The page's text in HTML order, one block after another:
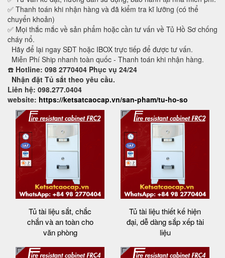
✅ Thanh toán khi nhận hàng và đã kiểm tra kĩ lưỡng (có thể
chuyển khoản)
✅ Mọi thắc mắc về sản phẩm hoặc cần tư vấn về Tủ Hồ Sơ chống
cháy nổ.
Hãy để lại ngay SĐT hoặc IBOX trực tiếp để được tư vấn.
Miễn Phí Ship nhanh toàn quốc - Thanh toán khi nhận hàng.
☎️ Hotline: 098 2770404 Phục vụ 24/24
Nhận đặt Tủ sắt theo yêu cầu.
Liên hệ: 098.277.0404
website: https://ketsatcaocap.vn/san-pham/tu-ho-so
Tủ tài liệu sắt, chắc
chắn và an toàn cho
văn phòng
Tủ tài liệu thiết kế hiện
đại, dễ dàng sắp xếp tài
liệu